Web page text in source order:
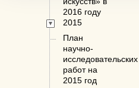
2016 году
2015
План
научно-
исследовательских
работ на
2015 год